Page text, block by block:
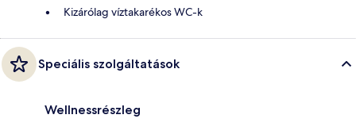
Kizárólag víztakarékos WC-k
Speciális szolgáltatások
Wellnessrészleg